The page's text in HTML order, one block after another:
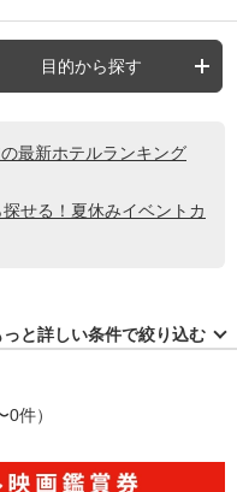
目的から探す
最新ホテルランキング
探せる！夏休みイベントカ
っと詳しい条件で絞り込む
0件）